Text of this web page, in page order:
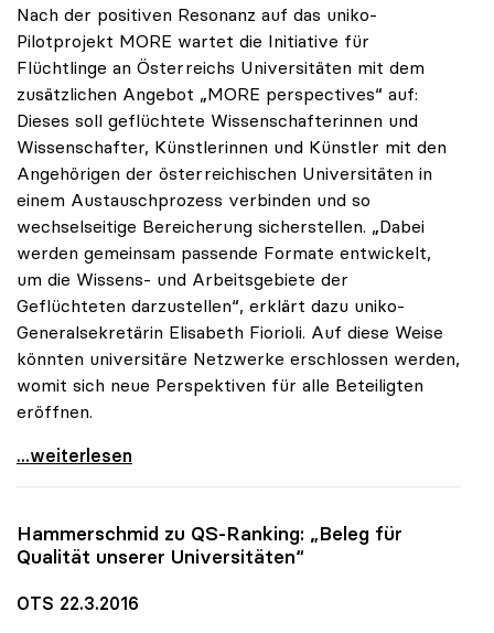
Nach der positiven Resonanz auf das uniko-
Pilotprojekt MORE wartet die Initiative für
Flüchtlinge an Österreichs Universitäten mit dem
zusätzlichen Angebot „MORE perspectives“ auf:
Dieses soll geflüchtete Wissenschafterinnen und
Wissenschafter, Künstlerinnen und Künstler mit den
Angehörigen der österreichischen Universitäten in
einem Austauschprozess verbinden und so
wechselseitige Bereicherung sicherstellen. „Dabei
werden gemeinsam passende Formate entwickelt,
um die Wissens- und Arbeitsgebiete der
Geflüchteten darzustellen“, erklärt dazu uniko-
Generalsekretärin Elisabeth Fiorioli. Auf diese Weise
könnten universitäre Netzwerke erschlossen werden,
womit sich neue Perspektiven für alle Beteiligten
eröffnen.
MORE perspectives: Zusätzliches uniko-Angebot für
...weiterlesen
Hammerschmid zu QS-Ranking: „Beleg für
Qualität unserer Universitäten“
OTS 22.3.2016